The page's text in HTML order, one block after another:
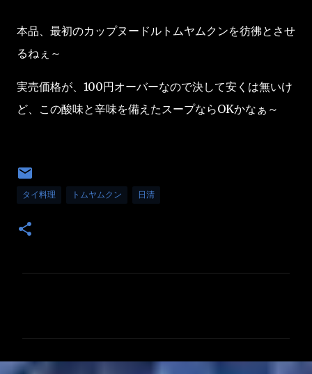
本品、最初のカップヌードルトムヤムクンを彷彿とさせ
るねぇ～
実売価格が、100円オーバーなので決して安くは無いけ
ど、この酸味と辛味を備えたスープならOKかなぁ～
タイ料理 トムヤムクン 日清